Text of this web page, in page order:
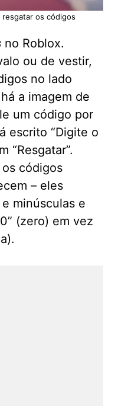
resgatar os códigos
no Roblox.
ou de vestir,
no lado
a imagem de
um código por
escrito “Digite o
“Resgatar”.
códigos
– eles
minúsculas e
(zero) em vez